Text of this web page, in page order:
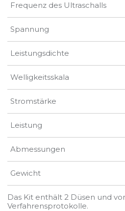
Frequenz des Ultraschalls
Spannung
Leistungsdichte
Welligkeitsskala
Stromstärke
Leistung
Abmessungen
Gewicht
Das Kit enthält 2 Düsen und
Verfahrensprotokolle.